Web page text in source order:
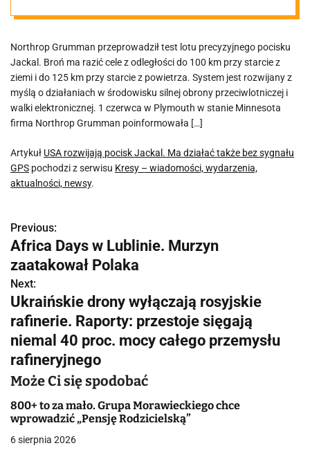
sygnału GPS
Northrop Grumman przeprowadził test lotu precyzyjnego pocisku
Jackal. Broń ma razić cele z odległości do 100 km przy starcie z
ziemi i do 125 km przy starcie z powietrza. System jest rozwijany z
myślą o działaniach w środowisku silnej obrony przeciwlotniczej i
walki elektronicznej. 1 czerwca w Plymouth w stanie Minnesota
firma Northrop Grumman poinformowała […]
Artykuł USA rozwijają pocisk Jackal. Ma działać także bez sygnału
GPS pochodzi z serwisu Kresy – wiadomości, wydarzenia,
aktualności, newsy.
N
a
w
i
g
a
c
j
a
Previous:
Africa Days w Lublinie. Murzyn
zaatakował Polaka
Next:
Ukraińskie drony wyłączają rosyjskie
rafinerie. Raporty: przestoje sięgają
niemal 40 proc. mocy całego przemysłu
rafineryjnego
Może Ci się spodobać
800+ to za mało. Grupa Morawieckiego chce
wprowadzić „Pensję Rodzicielską”
6 sierpnia 2026